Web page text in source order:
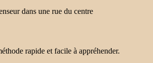
dans une rue du centre
rapide et facile à appréhender.